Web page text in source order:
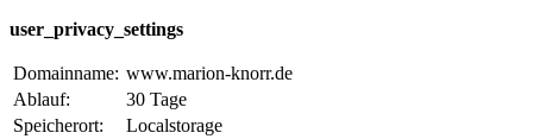
user_privacy_settings
Domainname: www.marion-knorr.de
Ablauf:
30 Tage
Speicherort:
Localstorage